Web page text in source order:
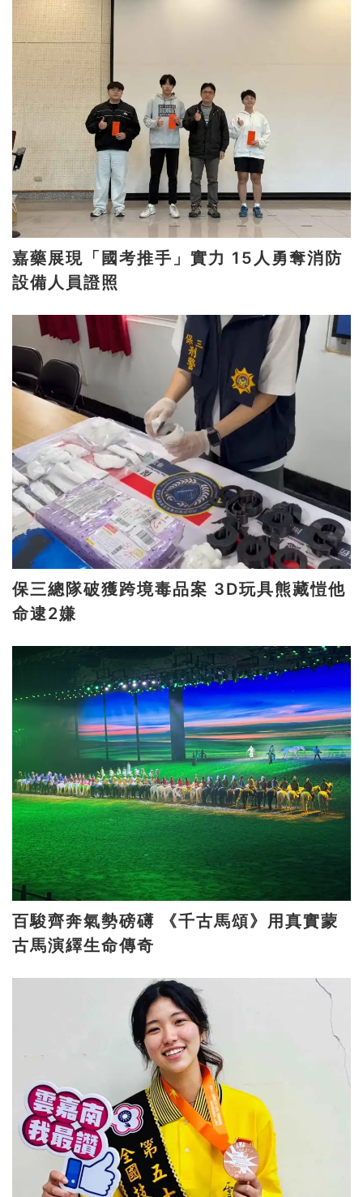
嘉藥展現「國考推手」實力 15人勇奪消防
設備人員證照
保三總隊破獲跨境毒品案 3D玩具熊藏愷他
命逮2嫌
百駿齊奔氣勢磅礡 《千古馬頌》用真實蒙
古馬演繹生命傳奇